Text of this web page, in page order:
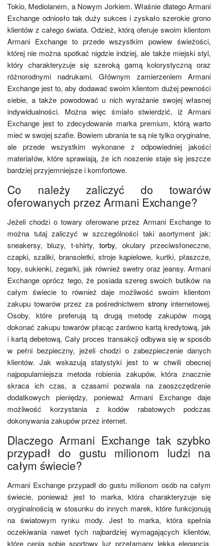
Tokio, Mediolanem, a Nowym Jorkiem. Właśnie dlatego Armani
Exchange odniosło tak duży sukces i zyskało szerokie grono
klientów z całego świata. Odzież, którą oferuje swoim klientom
Armani Exchange to przede wszystkim powiew świeżości,
której nie można spotkać nigdzie indziej, ale także miejski styl,
który charakteryzuje się szeroką gamą kolorystyczną oraz
różnorodnymi nadrukami. Głównym zamierzeniem Armani
Exchange jest to, aby dodawać swoim klientom dużej pewności
siebie, a także powodować u nich wyrażanie swojej własnej
indywidualności. Można więc śmiało stwierdzić, iż Armani
Exchange jest to zdecydowanie marka premium, którą warto
mieć w swojej szafie. Bowiem ubrania te są nie tylko oryginalne,
ale przede wszystkim wykonane z odpowiedniej jakości
materiałów, które sprawiają, że ich noszenie staje się jeszcze
bardziej przyjemniejsze i komfortowe.
Co należy zaliczyć do towarów
oferowanych przez Armani Exchange?
Jeżeli chodzi o towary oferowane przez Armani Exchange to
można tutaj zaliczyć w szczególności taki asortyment jak:
sneakersy, bluzy, t-shirty,torby, okulary przeciwsłoneczne,
czapki, szaliki, bransoletki, stroje kąpielowe, kurtki, płaszcze,
topy, sukienki, zegarki, jak również swetry oraz jeansy. Armani
Exchange oprócz tego, że posiada szereg swoich butików na
całym świecie to również daje możliwość swoim klientom
zakupu towarów przez za pośrednictwem strony internetowej.
Osoby, które preferują tą drugą metodę zakupów mogą
dokonać zakupu towarów płacąc zarówno kartą kredytową, jak
i kartą debetową. Cały proces transakcji odbywa się w sposób
w pełni bezpieczny, jeżeli chodzi o zabezpieczenie danych
klientów. Jak wskazują statystyki jest to w chwili obecnej
najpopularniejsza metoda robienia zakupów, która znacznie
skraca ich czas, a czasami pozwala na zaoszczędzenie
dodatkowych pieniędzy, ponieważ Armani Exchange daje
możliwość korzystania z kodów rabatowych podczas
dokonywania zakupów przez internet.
Dlaczego Armani Exchange tak szybko
przypadł do gustu milionom ludzi na
całym świecie?
Armani Exchange przypadł do gustu milionom osób na całym
świecie, ponieważ jest to marka, która charakteryzuje się
oryginalnością w stosunku do innych marek, które funkcjonują
na światowym rynku mody. Jest to marka, która spełnia
oczekiwania nawet tych najbardziej wymagających klientów,
które cenią sobie sportowy luz przełamany lekką elegancją.